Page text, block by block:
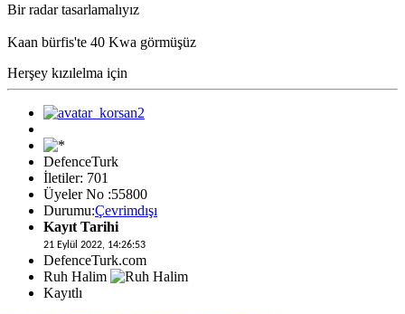
Bir radar tasarlamalıyız
Kaan bürfis'te 40 Kwa görmüşüz
Herşey kızılelma için
DefenceTurk
İletiler: 701
Üyeler No :55800
Durumu:Çevrimdışı
Kayıt Tarihi
21 Eylül 2022, 14:26:53
DefenceTurk.com
Ruh Halim
Kayıtlı